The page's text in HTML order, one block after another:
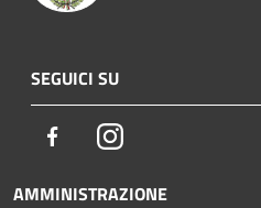
SEGUICI SU
FacebookInstagram
AMMINISTRAZIONE